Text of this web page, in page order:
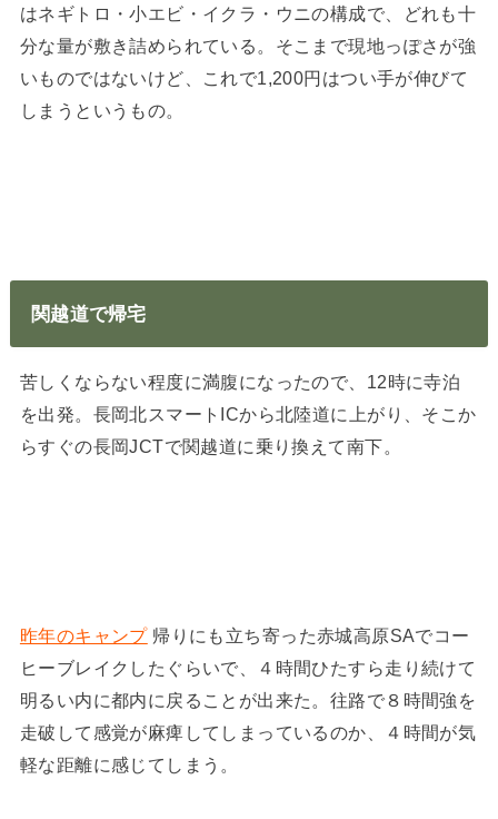
はネギトロ・小エビ・イクラ・ウニの構成で、どれも十
分な量が敷き詰められている。そこまで現地っぽさが強
いものではないけど、これで1,200円はつい手が伸びて
しまうというもの。
関越道で帰宅
苦しくならない程度に満腹になったので、12時に寺泊
を出発。長岡北スマートICから北陸道に上がり、そこか
らすぐの長岡JCTで関越道に乗り換えて南下。
昨年のキャンプ帰りにも立ち寄った赤城高原SAでコー
ヒーブレイクしたぐらいで、４時間ひたすら走り続けて
明るい内に都内に戻ることが出来た。往路で８時間強を
走破して感覚が麻痺してしまっているのか、４時間が気
軽な距離に感じてしまう。